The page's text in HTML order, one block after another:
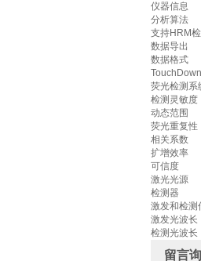
仪器信息
分析算法
支持HRM
数据导出
数据格式
荧光检测系
检测灵敏度
动态范围
荧光重复性
相关系数
扩增效率
可信度
激光光源
检测器
激发和检测
激发光波长
检测光波长
留言